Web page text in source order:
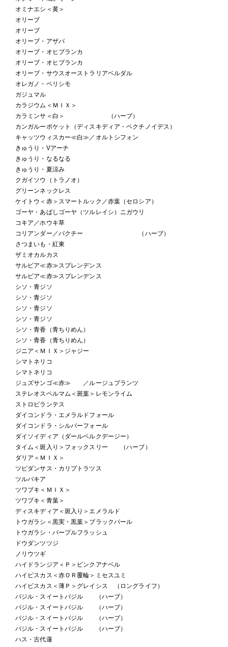
オミナエシ＜黄＞
オリーブ
オリーブ
オリーブ・アザパ
オリーブ・オヒブランカ
オリーブ・オヒブランカ
オリーブ・サウスオーストラリアベルダル
オレガノ・ベリシモ
ガジュマル
カラジウム＜ＭＩＸ＞
カラミンサ＜白＞ （ハーブ）
カンガルーポケット（ディスキディア・ペクチノイデス）
キャッツウィスカー≪白≫／オルトシフォン
きゅうり・Vアーチ
きゅうり・なるなる
きゅうり・夏涼み
クガイソウ（トラノオ）
グリーンネックレス
ケイトウ＜赤＞スマートルック／赤葉（セロシア）
ゴーヤ・あばしゴーヤ（ツルレイシ）ニガウリ
コキア／ホウキ草
コリアンダー／パクチー （ハーブ）
さつまいも・紅東
ザミオカルカス
サルビア≪赤≫スプレンデンス
サルビア≪赤≫スプレンデンス
シソ・青ジソ
シソ・青ジソ
シソ・青ジソ
シソ・青ジソ
シソ・青香（青ちりめん）
シソ・青香（青ちりめん）
ジニア＜ＭＩＸ＞ジャジー
シマトネリコ
シマトネリコ
ジュズサンゴ≪赤≫ ／ルージュプランツ
ステレオスペルマム＜斑葉＞レモンライム
ストロビランテス
ダイコンドラ・エメラルドフォール
ダイコンドラ・シルバーフォール
ダイソイディア（ダールベルクデージー）
タイム＜斑入り＞フォックスリー （ハーブ）
ダリア＜ＭＩＸ＞
ツピダンサス・カリプトラツス
ツルバキア
ツワブキ＜ＭＩＸ＞
ツワブキ＜青葉＞
ディスキディア＜斑入り＞エメラルド
トウガラシ＜黒実・黒葉＞ブラックパール
トウガラシ・パープルフラッシュ
ドウダンツツジ
ノリウツギ
ハイドランジア＜Ｐ＞ピンクアナベル
ハイビスカス＜赤ＯＲ覆輪＞ミセスユミ
ハイビスカス＜薄Ｐ＞グレイシス （ロングライフ）
バジル・スイートバジル （ハーブ）
バジル・スイートバジル （ハーブ）
バジル・スイートバジル （ハーブ）
バジル・スイートバジル （ハーブ）
ハス・古代蓮